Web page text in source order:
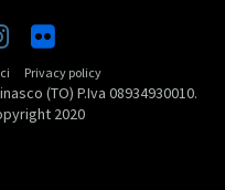
Privacy policy
(TO) P.Iva 08934930010.
2020